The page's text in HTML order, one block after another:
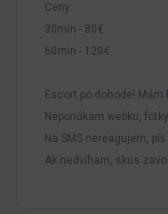
Ceny:
30min - 80€
60min - 120€
Escort po dohode!
Neponúkam webku,
Na SMS nereagujem,
Ak nedvíham, skús